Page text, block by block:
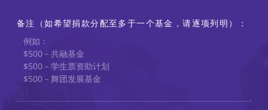
备注（如希望捐款分配至多于一个基金，请逐项列明）：